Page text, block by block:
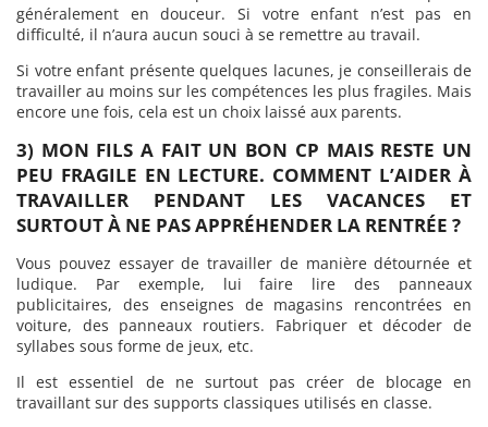
généralement en douceur. Si votre enfant n’est pas en
difficulté, il n’aura aucun souci à se remettre au travail.
Si votre enfant présente quelques lacunes, je conseillerais de
travailler au moins sur les compétences les plus fragiles. Mais
encore une fois, cela est un choix laissé aux parents.
3) MON FILS A FAIT UN BON CP MAIS RESTE UN
PEU FRAGILE EN LECTURE. COMMENT L’AIDER À
TRAVAILLER PENDANT LES VACANCES ET
SURTOUT À NE PAS APPRÉHENDER LA RENTRÉE ?
Vous pouvez essayer de travailler de manière détournée et
ludique. Par exemple, lui faire lire des panneaux
publicitaires, des enseignes de magasins rencontrées en
voiture, des panneaux routiers. Fabriquer et décoder de
syllabes sous forme de jeux, etc.
Il est essentiel de ne surtout pas créer de blocage en
travaillant sur des supports classiques utilisés en classe.